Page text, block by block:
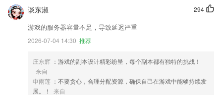
294
谈东淑
游戏的服务器容量不足，导致延迟严重
2026-07-04 14:30 推荐
庄东辉 ：游戏的副本设计精彩纷呈，每个副本都有独特的挑战！
来自
申雨莲 ：不要贪心，合理分配资源，确保自己在游戏中能够持续发
展。！
来自